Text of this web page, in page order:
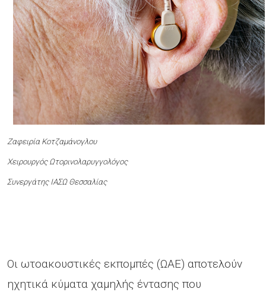
Ζαφειρία Κοτζαμάνογλου
Χειρουργός Ωτορινολαρυγγολόγος
Συνεργάτης ΙΑΣΩ Θεσσαλίας
Οι ωτοακουστικές εκπομπές (ΩΑΕ) αποτελούν
ηχητικά κύματα χαμηλής έντασης που